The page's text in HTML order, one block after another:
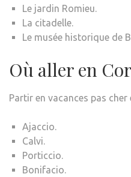
Le jardin Romieu.
La citadelle.
Le musée historique de
Où aller en
Partir en vacances pas cher
Ajaccio.
Calvi.
Porticcio.
Bonifacio.